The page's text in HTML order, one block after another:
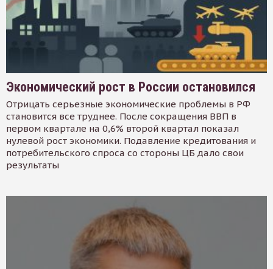
Экономический рост в России остановился
Отрицать серьезные экономические проблемы в РФ
становится все труднее. После сокращения ВВП в
первом квартале на 0,6% второй квартал показал
нулевой рост экономики. Подавление кредитования и
потребительского спроса со стороны ЦБ дало свои
результаты